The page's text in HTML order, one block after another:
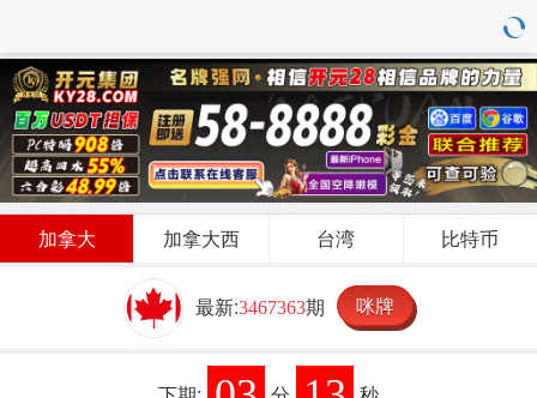
加拿大 加拿大西 台湾 比特币
最新:3467363期 咪牌